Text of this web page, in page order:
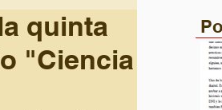
quinta
"Ciencia